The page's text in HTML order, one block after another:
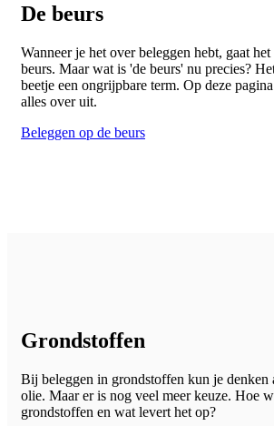
De beurs
Wanneer je het over beleggen hebt, gaat
beurs. Maar wat is 'de beurs' nu precies?
beetje een ongrijpbare term. Op deze
alles over uit.
Beleggen op de beurs
Grondstoffen
Bij beleggen in grondstoffen kun je denken
olie. Maar er is nog veel meer keuze. Hoe
grondstoffen en wat levert het op?